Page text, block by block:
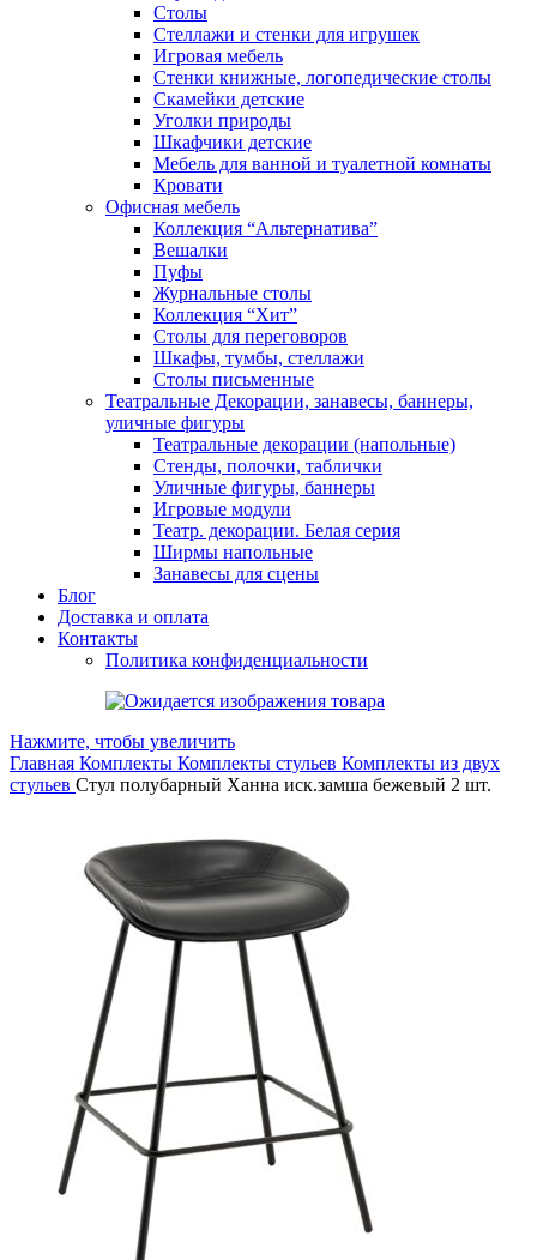
Столы
Стеллажи и стенки для игрушек
Игровая мебель
Стенки книжные, логопедические столы
Скамейки детские
Уголки природы
Шкафчики детские
Мебель для ванной и туалетной комнаты
Кровати
Офисная мебель
Коллекция “Альтернатива”
Вешалки
Пуфы
Журнальные столы
Коллекция “Хит”
Столы для переговоров
Шкафы, тумбы, стеллажи
Столы письменные
Театральные Декорации, занавесы, баннеры,
уличные фигуры
Театральные декорации (напольные)
Стенды, полочки, таблички
Уличные фигуры, баннеры
Игровые модули
Театр. декорации. Белая серия
Ширмы напольные
Занавесы для сцены
Блог
Доставка и оплата
Контакты
Политика конфиденциальности
Нажмите, чтобы увеличить
Главная Комплекты Комплекты стульев Комплекты из двух
стульев Стул полубарный Ханна иск.замша бежевый 2 шт.